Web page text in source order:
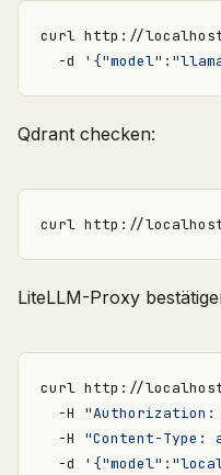
curl http://
  -d
Qdrant checken:
LiteLLM-Proxy
curl http://
  -H
"Authorization:
  -H
"Content-
  -d